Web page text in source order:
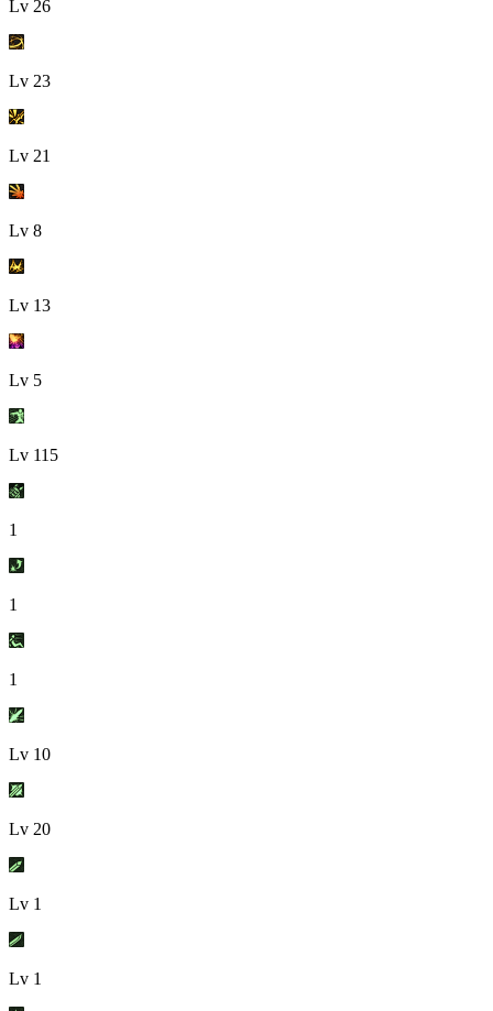
Lv 26
Lv 23
Lv 21
Lv 8
Lv 13
Lv 5
Lv 115
1
1
1
Lv 10
Lv 20
Lv 1
Lv 1